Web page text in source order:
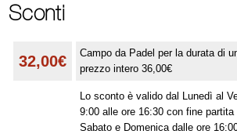
Sconti
32,00€
Campo da Padel per la durata di
prezzo intero 36,00€
Lo sconto è valido dal Lunedì al
9:00 alle ore 16:30 con fine partita
Sabato e Domenica dalle ore